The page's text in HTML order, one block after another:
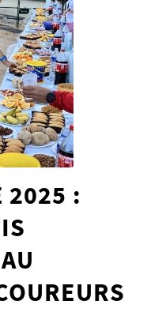
2025 :